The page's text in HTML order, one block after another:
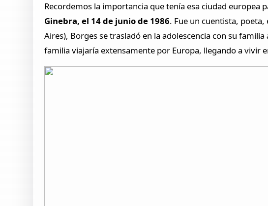
Recordemos la importancia que tenía esa ciudad europea
Ginebra, el 14 de junio de 1986. Fue un cuentista,
Aires), Borges se trasladó en la adolescencia con su
familia viajaría extensamente por Europa, llegando a vivir